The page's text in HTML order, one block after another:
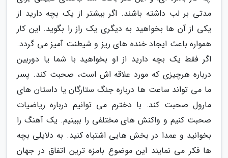
مدتی بر لب داشته باشند. اگر بیشتر از یک بچه دارید از
یکی از آن ها بخواهید به دیگری یک راز را بگوید. این کار
همواره باعث ایجاد خنده های ریز و شیطنت آمیز می گردد.
اگر فقط یک بچه دارید از او بخواهید با شما یا دوربین
درباره هرچیزی که مورد علاقه اش است، صحبت کند. پسر
ما می تواند ساعت ها درباره جنگ ستارگان یا داستان های
مارول صحبت کند. با دخترم می توانیم درباره ریاضیات
صحبت کنیم و واکنش های مختلفی را ببینیم. یک آهنگ را
بخوانید و عمدا در بخش هایی اشتباه کنید. به دلایلی بچه
ها فکر می نمایند این موضوع بامزه ترین اتفاق در جهان